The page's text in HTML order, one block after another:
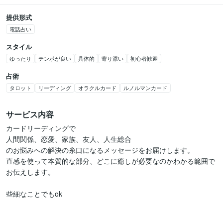
提供形式
電話占い
スタイル
ゆったり テンポが良い 具体的 寄り添い 初心者歓迎
占術
タロット リーディング オラクルカード ルノルマンカード
サービス内容
カードリーディングで
人間関係、恋愛、家族、友人、人生総合
のお悩みへの解決の糸口になるメッセージをお届けします。
直感を使って本質的な部分、どこに癒しが必要なのかわかる範囲で
お伝えします。
些細なことでもok